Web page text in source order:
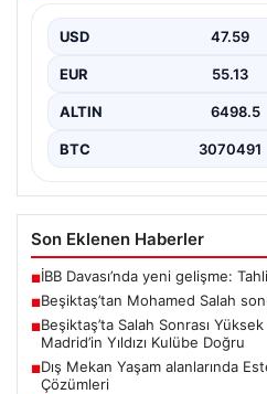
USD 47.59
EUR 55.13
ALTIN 6498.5
BTC 3070491
Son Eklenen Haberler
■İBB Davası’nda yeni gelişme:
■Beşiktaş’tan Mohamed Salah
■Beşiktaş’ta Salah Sonrası
Madrid’in Yıldızı Kulübe Doğru
■Dış Mekan Yaşam alanlarında
Çözümleri